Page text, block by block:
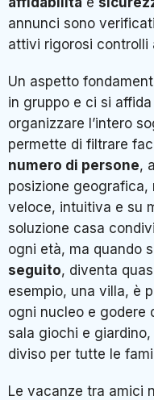
annunci sono
attivi rigorosi controlli
Un aspetto
in gruppo e ci si
organizzare l’intero
permette di filtrare
numero di persone,
posizione geografica,
veloce, intuitiva e su
soluzione casa
ogni età, ma quando
seguito, diventa
esempio, una villa, è
ogni nucleo e godere
sala giochi e
diviso per tutte le
Le vacanze tra amici